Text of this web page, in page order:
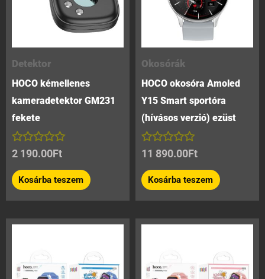
Detektor
HOCO kémellenes
kameradetektor GM231
fekete
Értékelés:
/
5
2 190.00Ft
Kosárba teszem
Okosórák
HOCO okosóra Amoled
Y15 Smart sportóra
(hívásos verzió) ezüst
Értékelés:
/
5
11 890.00Ft
Kosárba teszem